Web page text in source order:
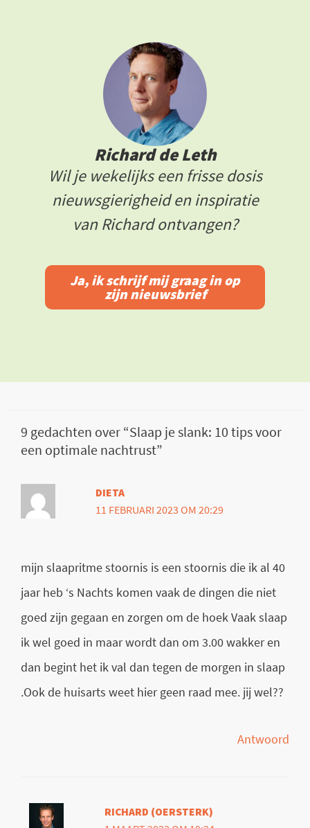
Richard de Leth
Wil je wekelijks een frisse dosis
nieuwsgierigheid en inspiratie
van Richard ontvangen?
Ja, ik schrijf mij graag in op
zijn nieuwsbrief
9 gedachten over “Slaap je slank: 10 tips voor
een optimale nachtrust”
DIETA
11 FEBRUARI 2023 OM 20:29
mijn slaapritme stoornis is een stoornis die ik al 40
jaar heb ‘s Nachts komen vaak de dingen die niet
goed zijn gegaan en zorgen om de hoek Vaak slaap
ik wel goed in maar wordt dan om 3.00 wakker en
dan begint het ik val dan tegen de morgen in slaap
.Ook de huisarts weet hier geen raad mee. jij wel??
Antwoord
RICHARD (OERSTERK)